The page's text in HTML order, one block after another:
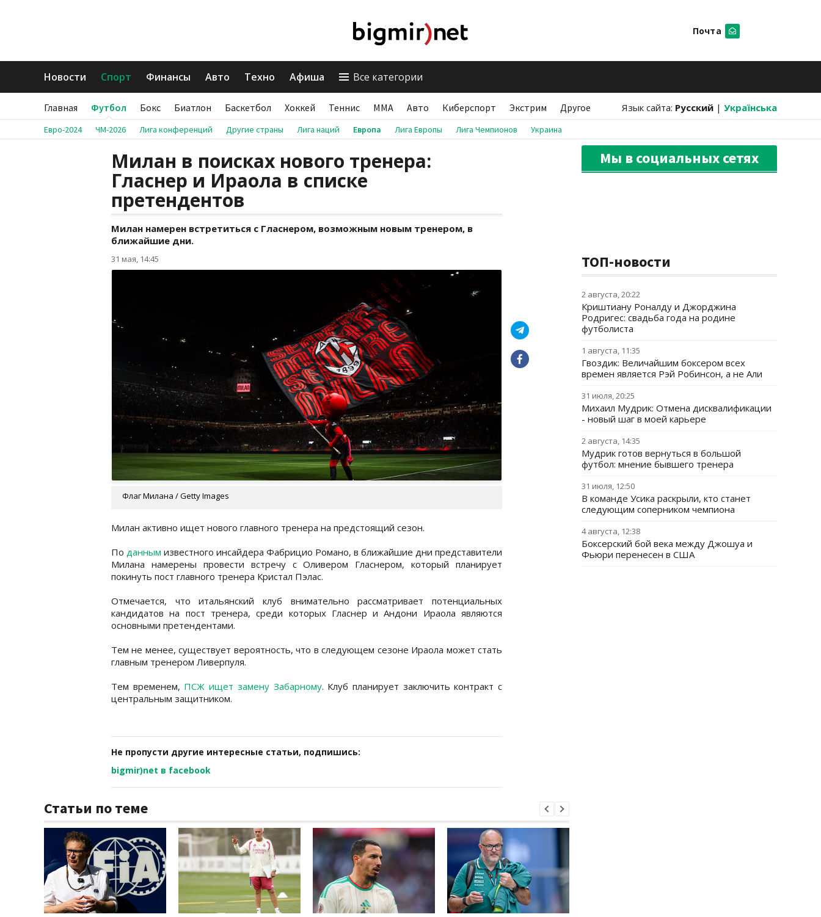
Почта
Новости Спорт Финансы Авто Техно Афиша Все категории
Главная Футбол Бокс Биатлон Баскетбол Хоккей Теннис ММА Авто Киберспорт Экстрим Другое Язык сайта: Русский | Українська
Евро-2024 ЧМ-2026 Лига конференций Другие страны Лига наций Европа Лига Европы Лига Чемпионов Украина
Милан в поисках нового тренера:
Гласнер и Ираола в списке
претендентов
Милан намерен встретиться с Гласнером, возможным новым тренером, в
ближайшие дни.
31 мая, 14:45
Флаг Милана / Getty Images
Милан активно ищет нового главного тренера на предстоящий сезон.
По данным известного инсайдера Фабрицио Романо, в ближайшие дни представители
Милана намерены провести встречу с Оливером Гласнером, который планирует
покинуть пост главного тренера Кристал Пэлас.
Отмечается, что итальянский клуб внимательно рассматривает потенциальных
кандидатов на пост тренера, среди которых Гласнер и Андони Ираола являются
основными претендентами.
Тем не менее, существует вероятность, что в следующем сезоне Ираола может стать
главным тренером Ливерпуля.
Тем временем, ПСЖ ищет замену Забарному. Клуб планирует заключить контракт с
центральным защитником.
Не пропусти другие интересные статьи, подпишись:
bigmir)net в facebook
Статьи по теме
Мы в социальных сетях
ТОП-новости
2 августа, 20:22
Криштиану Роналду и Джорджина
Родригес: свадьба года на родине
футболиста
1 августа, 11:35
Гвоздик: Величайшим боксером всех
времен является Рэй Робинсон, а не Али
31 июля, 20:25
Михаил Мудрик: Отмена дисквалификации
- новый шаг в моей карьере
2 августа, 14:35
Мудрик готов вернуться в большой
футбол: мнение бывшего тренера
31 июля, 12:50
В команде Усика раскрыли, кто станет
следующим соперником чемпиона
4 августа, 12:38
Боксерский бой века между Джошуа и
Фьюри перенесен в США